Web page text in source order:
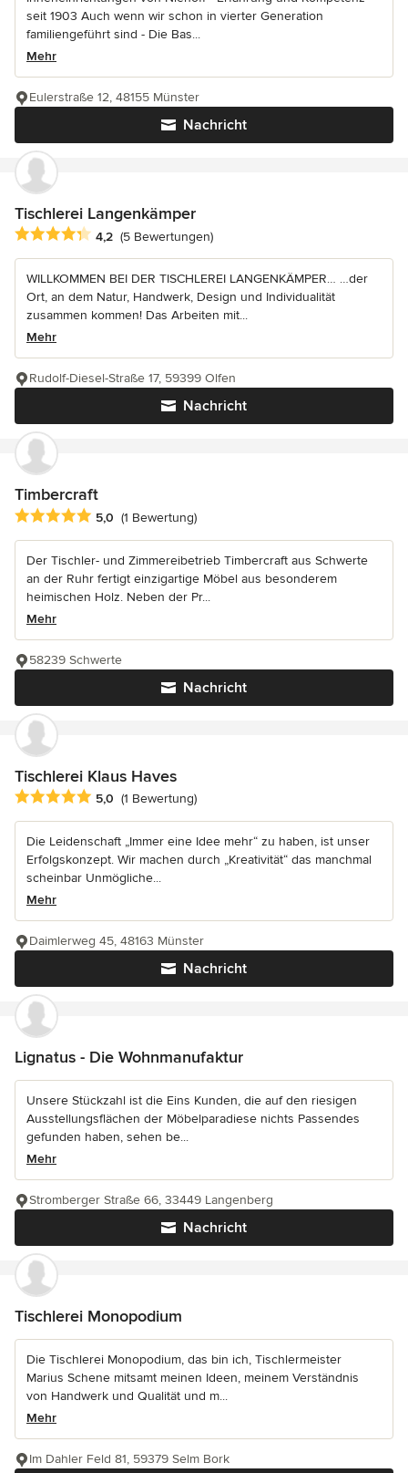
seit 1903 Auch wenn wir schon in vierter Generation
familiengeführt sind - Die Bas...
Mehr
Nachricht
Eulerstraße 12, 48155 Münster
Tischlerei Langenkämper
Durchschnittliche Bewertung: 4.2 von 5 Sternen
4,2 (5 Bewertungen)
WILLKOMMEN BEI DER TISCHLEREI LANGENKÄMPER… …der
Ort, an dem Natur, Handwerk, Design und Individualität
zusammen kommen! Das Arbeiten mit...
Mehr
Nachricht
Rudolf-Diesel-Straße 17, 59399 Olfen
Timbercraft
Durchschnittliche Bewertung: 5 von 5 Sternen
5,0 (1 Bewertung)
Der Tischler- und Zimmereibetrieb Timbercraft aus Schwerte
an der Ruhr fertigt einzigartige Möbel aus besonderem
heimischen Holz. Neben der Pr...
Mehr
Nachricht
58239 Schwerte
Tischlerei Klaus Haves
Durchschnittliche Bewertung: 5 von 5 Sternen
5,0 (1 Bewertung)
Die Leidenschaft „Immer eine Idee mehr“ zu haben, ist unser
Erfolgskonzept. Wir machen durch „Kreativität“ das manchmal
scheinbar Unmögliche...
Mehr
Nachricht
Daimlerweg 45, 48163 Münster
Lignatus - Die Wohnmanufaktur
Unsere Stückzahl ist die Eins Kunden, die auf den riesigen
Ausstellungsflächen der Möbelparadiese nichts Passendes
gefunden haben, sehen be...
Mehr
Nachricht
Stromberger Straße 66, 33449 Langenberg
Tischlerei Monopodium
Die Tischlerei Monopodium, das bin ich, Tischlermeister
Marius Schene mitsamt meinen Ideen, meinem Verständnis
von Handwerk und Qualität und m...
Mehr
Im Dahler Feld 81, 59379 Selm Bork